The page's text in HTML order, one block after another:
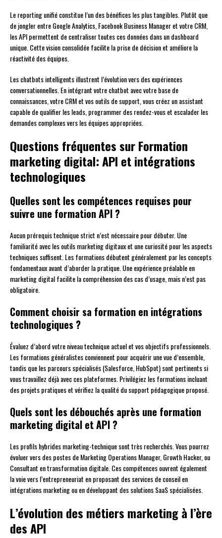
Le reporting unifié constitue l’un des bénéfices les plus tangibles. Plutôt que
de jongler entre Google Analytics, Facebook Business Manager et votre CRM,
les API permettent de centraliser toutes ces données dans un dashboard
unique. Cette vision consolidée facilite la prise de décision et améliore la
réactivité des équipes.
Les chatbots intelligents illustrent l’évolution vers des expériences
conversationnelles. En intégrant votre chatbot avec votre base de
connaissances, votre CRM et vos outils de support, vous créez un assistant
capable de qualifier les leads, programmer des rendez-vous et escalader les
demandes complexes vers les équipes appropriées.
Questions fréquentes sur Formation
marketing digital: API et intégrations
technologiques
Quelles sont les compétences requises pour
suivre une formation API ?
Aucun prérequis technique strict n’est nécessaire pour débuter. Une
familiarité avec les outils marketing digitaux et une curiosité pour les aspects
techniques suffisent. Les formations débutent généralement par les concepts
fondamentaux avant d’aborder la pratique. Une expérience préalable en
marketing digital facilite la compréhension des cas d’usage, mais n’est pas
obligatoire.
Comment choisir sa formation en intégrations
technologiques ?
Évaluez d’abord votre niveau technique actuel et vos objectifs professionnels.
Les formations généralistes conviennent pour acquérir une vue d’ensemble,
tandis que les parcours spécialisés (Salesforce, HubSpot) sont pertinents si
vous travaillez déjà avec ces plateformes. Privilégiez les formations incluant
des projets pratiques et vérifiez la qualité du support pédagogique proposé.
Quels sont les débouchés après une formation
marketing digital et API ?
Les profils hybrides marketing-technique sont très recherchés. Vous pourrez
évoluer vers des postes de Marketing Operations Manager, Growth Hacker, ou
Consultant en transformation digitale. Ces compétences ouvrent également
la voie vers l’entrepreneuriat en proposant des services de conseil en
intégrations marketing ou en développant des solutions SaaS spécialisées.
L’évolution des métiers marketing à l’ère
des API